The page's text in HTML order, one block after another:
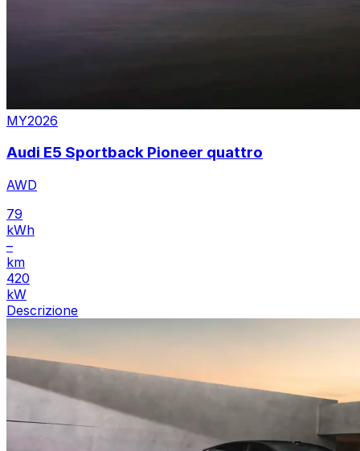
MY2026
Audi E5 Sportback Pioneer quattro
AWD
79
kWh
–
km
420
kW
Descrizione